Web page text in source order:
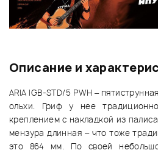
Описание и
ARIA IGB-STD/5 PWH –
ольхи. Гриф у нее
креплением с накладкой из
мензура длинная – что тоже
это 864 мм. По своей